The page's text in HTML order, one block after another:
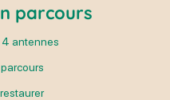
parcours
antennes